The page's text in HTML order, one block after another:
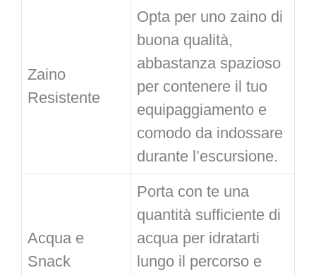
Zaino
Resistente
Opta per uno zaino di
buona qualità,
abbastanza spazioso
per contenere il tuo
equipaggiamento e
comodo da indossare
durante l’escursione.
Acqua e
Snack
Porta con te una
quantità sufficiente di
acqua per idratarti
lungo il percorso e